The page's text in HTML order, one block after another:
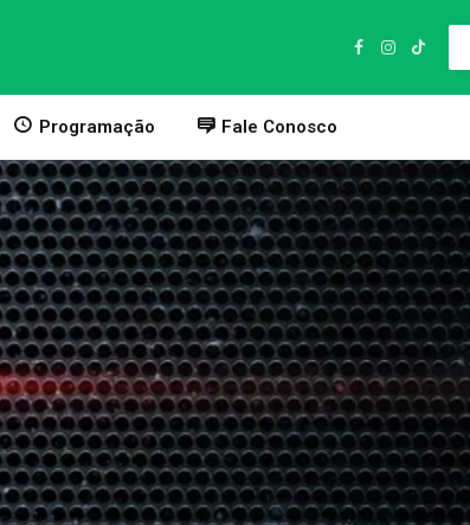
Facebook
Instagram
TikTok
Programação Fale Conosco